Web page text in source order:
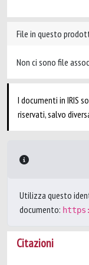
File in questo
Non ci sono file
I documenti in IRIS
riservati, salvo
Utilizza questo
documento:
Citazioni